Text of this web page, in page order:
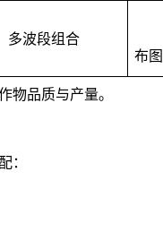
多波段组合
布图
物品质与产量。
：